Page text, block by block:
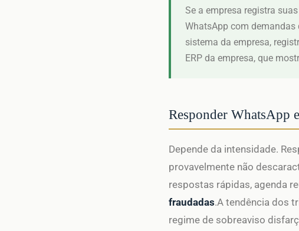
Se a empresa registra
WhatsApp com demandas
sistema da empresa,
ERP da empresa, que
Responder WhatsApp
Depende da intensidade.
provavelmente não
respostas rápidas, agenda
fraudadas.A tendência dos
regime de sobreaviso